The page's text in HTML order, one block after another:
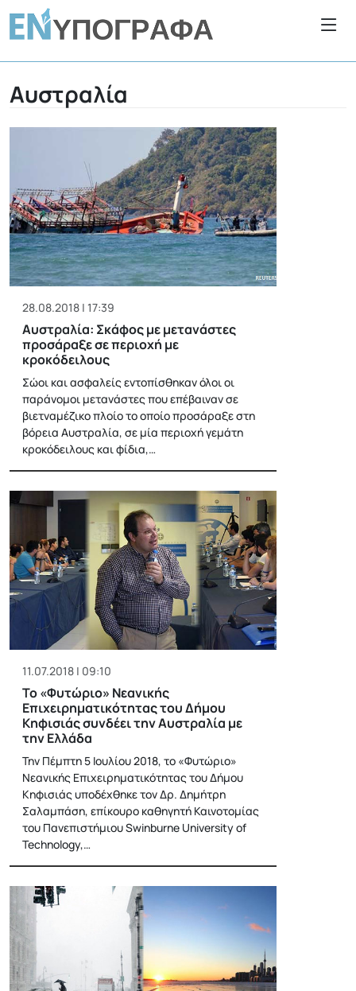
Αυστραλία
28.08.2018 | 17:39
Αυστραλία: Σκάφος με μετανάστες
προσάραξε σε περιοχή με
κροκόδειλους
Σώοι και ασφαλείς εντοπίσθηκαν όλοι οι
παράνομοι μετανάστες που επέβαιναν σε
βιετναμέζικο πλοίο το οποίο προσάραξε στη
βόρεια Αυστραλία, σε μία περιοχή γεμάτη
κροκόδειλους και φίδια,…
11.07.2018 | 09:10
To «Φυτώριο» Νεανικής
Επιχειρηματικότητας του Δήμου
Κηφισιάς συνδέει την Αυστραλία με
την Ελλάδα
Την Πέμπτη 5 Ιουλίου 2018, το «Φυτώριο»
Νεανικής Επιχειρηματικότητας του Δήμου
Κηφισιάς υποδέχθηκε τον Δρ. Δημήτρη
Σαλαμπάση, επίκουρο καθηγητή Καινοτομίας
του Πανεπιστήμιου Swinburne University of
Technology,…